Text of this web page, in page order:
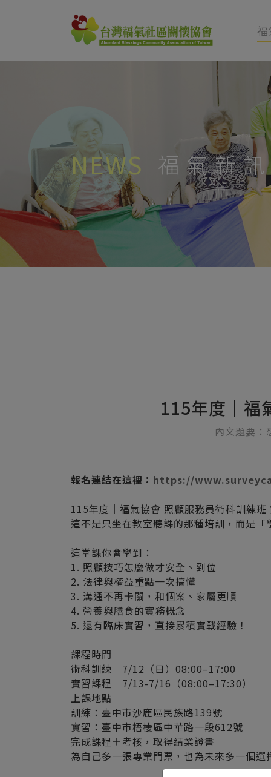
NEWS 福氣新訊
115年度｜福
內文題要：
報名連結在這裡： https://
115年度｜福氣協會 照顧服務員術科訓練
這不是只坐在教室聽課的那種培訓，而是
這堂課你會學到：
1. 照顧技巧怎麼做才安全、到位
2. 法律與權益重點一次搞懂
3. 溝通不再卡關，和個案、家屬更順
4. 營養與膳食的實務概念
5. 還有臨床實習，直接累積實戰經驗！
課程時間
術科訓練｜7/12（日）08:00–17:00
實習課程｜7/13-7/16（08:00–17:30）
上課地點
訓練：臺中市沙鹿區民族路139號
實習：臺中市梧棲區中華路一段612號
完成課程＋考核，取得結業證書
為自己多一張專業門票，也為未來多一個選